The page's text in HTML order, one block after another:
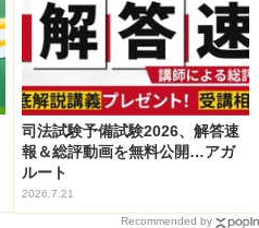
司法試験予備試験2026、解答速
報＆総評動画を無料公開…アガ
ルート
2026.7.21
Recommended by